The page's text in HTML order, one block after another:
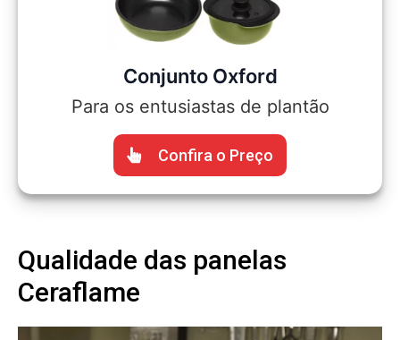
Conjunto Oxford
Para os entusiastas de plantão
Confira o Preço
Qualidade das panelas
Ceraflame